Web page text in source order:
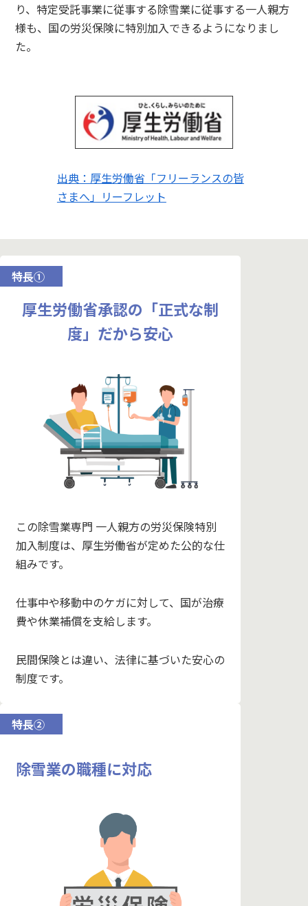
り、特定受託事業に従事する除雪業に従事する一人親方
様も、国の労災保険に特別加入できるようになりまし
た。
出典：厚生労働省「フリーランスの皆
さまへ」リーフレット
特長①
厚生労働省承認の「正式な制
度」だから安心
この除雪業専門 一人親方の労災保険特別
加入制度は、厚生労働省が定めた公的な仕
組みです。
仕事中や移動中のケガに対して、国が治療
費や休業補償を支給します。
民間保険とは違い、法律に基づいた安心の
制度です。
特長②
除雪業の職種に対応